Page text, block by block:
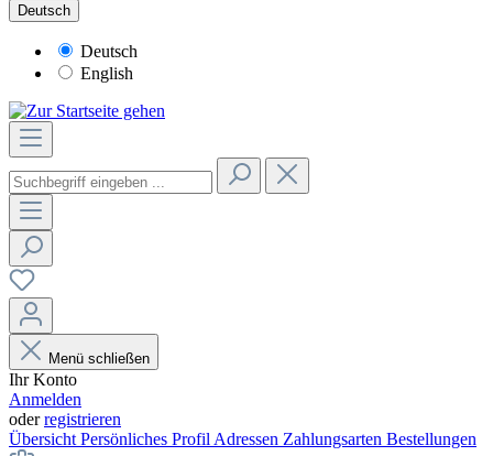
Deutsch
Deutsch
English
Menü schließen
Ihr Konto
Anmelden
oderregistrieren
Übersicht Persönliches Profil Adressen Zahlungsarten Bestellungen